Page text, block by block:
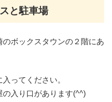
と駐車場
ボックスタウンの２階にあ
ってください。
の入り口があります(^^)